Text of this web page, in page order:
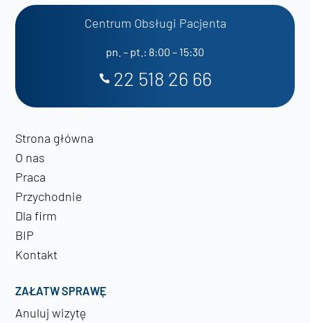
Centrum Obsługi Pacjenta
pn. – pt.: 8:00 – 15:30
22 518 26 66
Strona główna
O nas
Praca
Przychodnie
Dla firm
BIP
Kontakt
ZAŁATW SPRAWĘ
Anuluj wizytę